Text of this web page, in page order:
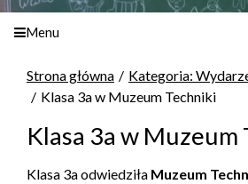
Menu
Strona główna
Kategoria:
Klasa 3a w Muzeum Techniki
Klasa 3a w Muzeum
Klasa 3a odwiedziła Muzeum